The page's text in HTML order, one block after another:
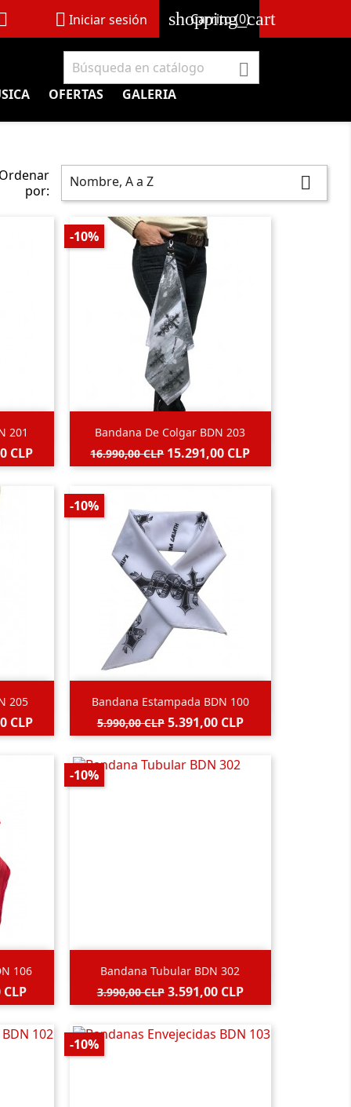
 Iniciar sesión shopping_cart
Carrito(0)

OFERTAS GALERIA
Ordenar
por:
Nombre, A a Z 
201
CLP
Bandana De Colgar BDN 203
Precio
base
16.990,00 CLP
-10%
Precio
15.291,00 CLP
 Vista rápida
Gris
205
CLP
Bandana Estampada BDN 100
Precio
base
5.990,00 CLP
-10%
Precio
5.391,00 CLP
 Vista rápida
Blanco
106 Bandana Tubular BDN 302
Precio
base
3.990,00 CLP
-10%
Precio
3.591,00 CLP
 Vista rápida
Negro
-10%